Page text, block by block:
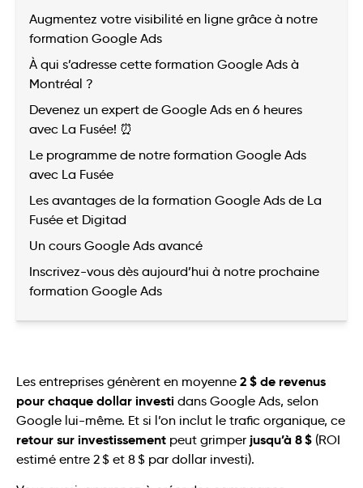
Augmentez votre visibilité en ligne grâce à notre
formation Google Ads
À qui s’adresse cette formation Google Ads à
Montréal ?
Devenez un expert de Google Ads en 6 heures
avec La Fusée! ⏰
Le programme de notre formation Google Ads
avec La Fusée
Les avantages de la formation Google Ads de La
Fusée et Digitad
Un cours Google Ads avancé
Inscrivez-vous dès aujourd’hui à notre prochaine
formation Google Ads
Les entreprises génèrent en moyenne 2 $ de revenus
pour chaque dollar investi dans Google Ads, selon
Google lui-même. Et si l’on inclut le trafic organique, ce
retour sur investissement peut grimper jusqu’à 8 $ (ROI
estimé entre 2 $ et 8 $ par dollar investi).